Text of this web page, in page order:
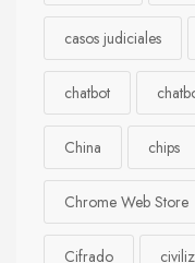
casos judiciales
chatbot
China chips
Chrome Web Store
Cifrado